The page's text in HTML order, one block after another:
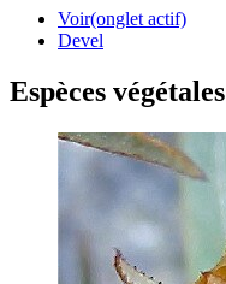
Voir(onglet actif)
Devel
Espèces végétales